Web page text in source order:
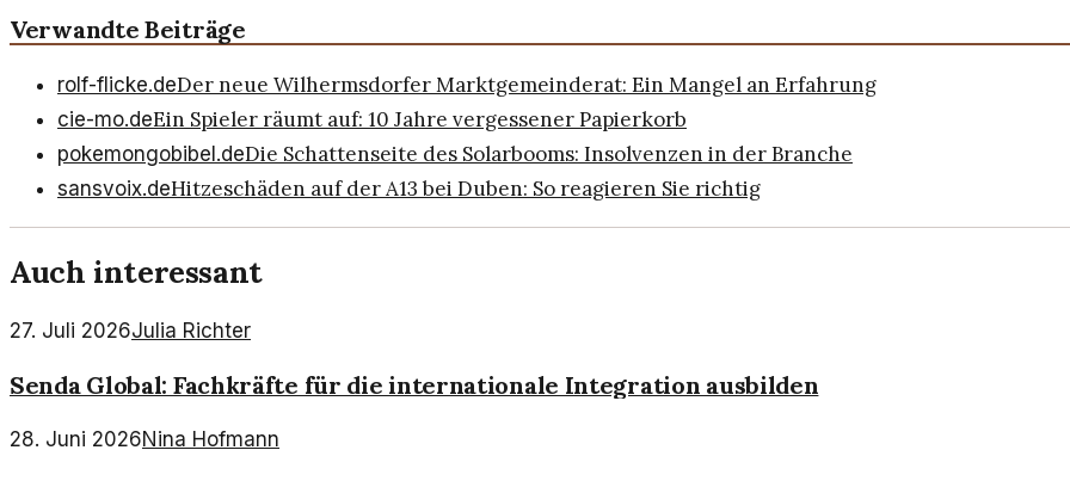
Verwandte Beiträge
rolf-flicke.deDer neue Wilhermsdorfer Marktgemeinderat: Ein Mangel an Erfahrung
cie-mo.deEin Spieler räumt auf: 10 Jahre vergessener Papierkorb
pokemongobibel.deDie Schattenseite des Solarbooms: Insolvenzen in der Branche
sansvoix.deHitzeschäden auf der A13 bei Duben: So reagieren Sie richtig
Auch interessant
27. Juli 2026Julia Richter
Senda Global: Fachkräfte für die internationale Integration ausbilden
28. Juni 2026Nina Hofmann